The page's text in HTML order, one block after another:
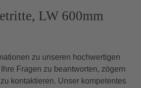
LW 600mm
zu unseren hochwertigen
Fragen zu beantworten, zögern
kontaktieren. Unser kompetentes